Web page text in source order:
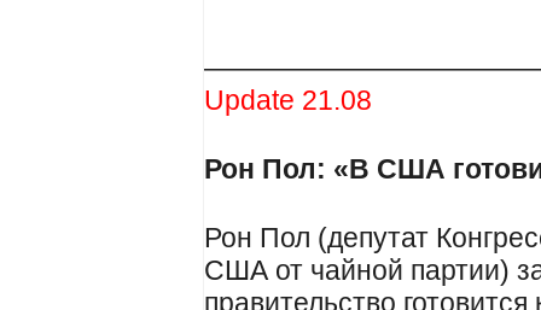
Update 21.08
Рон Пол: «В США
Рон Пол (депутат
США от чайной партии)
правительство